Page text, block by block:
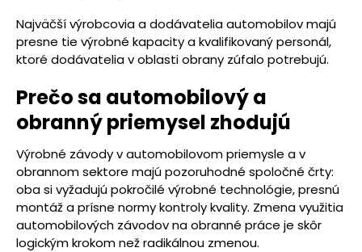
Najväčší výrobcovia a dodávatelia automobilov majú
presne tie výrobné kapacity a kvalifikovaný personál,
ktoré dodávatelia v oblasti obrany zúfalo potrebujú.
Prečo sa automobilový a
obranný priemysel zhodujú
Výrobné závody v automobilovom priemysle a v
obrannom sektore majú pozoruhodné spoločné črty:
oba si vyžadujú pokročilé výrobné technológie, presnú
montáž a prísne normy kontroly kvality. Zmena využitia
automobilových závodov na obranné práce je skôr
logickým krokom než radikálnou zmenou.